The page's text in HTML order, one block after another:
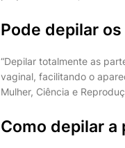
Pode depilar
“Depilar totalmente as
vaginal, facilitando o
Mulher, Ciência e
Como depilar